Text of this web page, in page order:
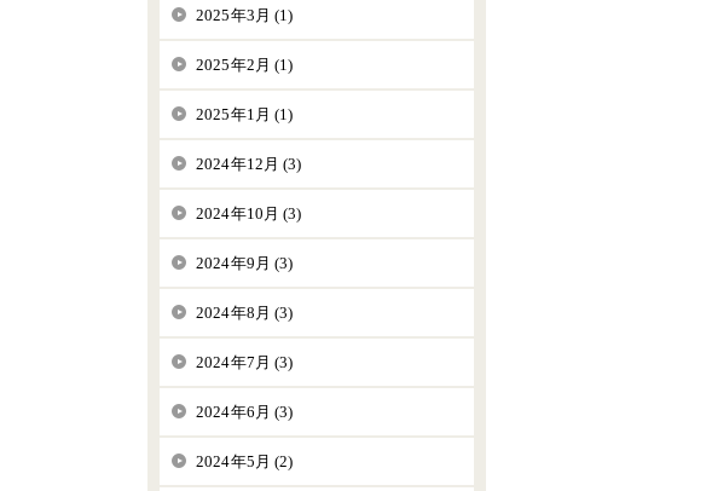
2025年3月 (1)
2025年2月 (1)
2025年1月 (1)
2024年12月 (3)
2024年10月 (3)
2024年9月 (3)
2024年8月 (3)
2024年7月 (3)
2024年6月 (3)
2024年5月 (2)